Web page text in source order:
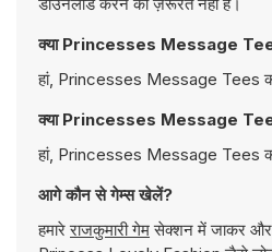
क्या Princesses Message
हां, Princesses Message Tees
क्या Princesses Message
हां, Princesses Message Tees
आगे कौन से गेम्स खेलें?
हमारेराजकुमारी गेमसेक्शन में जाकर और